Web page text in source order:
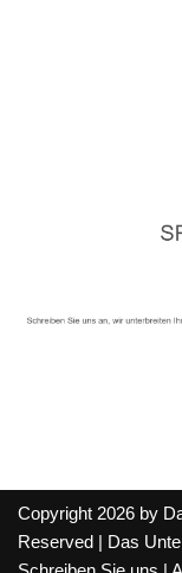
Copyright 2026 by
Reserved |
Das